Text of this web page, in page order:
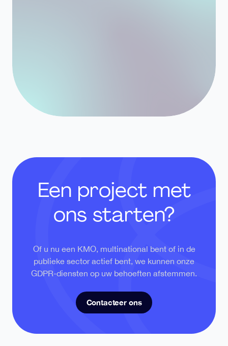
Een project met
ons starten?
Of u nu een KMO, multinational bent of in de
publieke sector actief bent, we kunnen onze
GDPR-diensten op uw behoeften afstemmen.
Contacteer ons